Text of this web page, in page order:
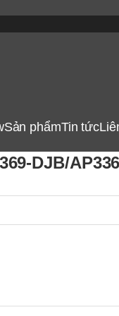
Sản phẩmTin tức
DJB/